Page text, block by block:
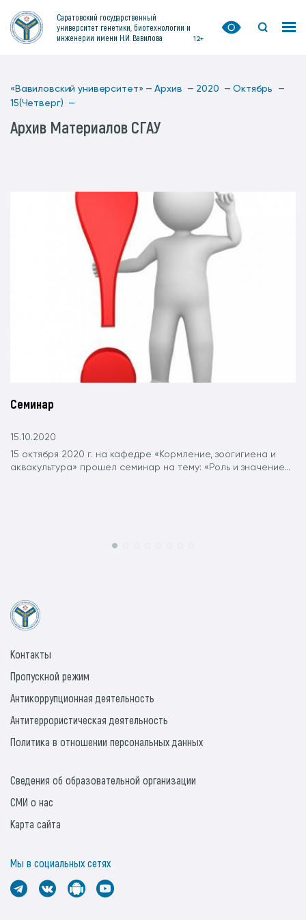
Саратовский государственный
университет генетики, биотехнологии и
инженерии имени Н.И. Вавилова
12+
«Вавиловский университет» — Архив — 2020 — Октябрь —
15(Четверг) —
Архив Материалов СГАУ
Семинар
15.10.2020
15 октября 2020 г. на кафедре «Кормление, зоогигиена и
аквакультура» прошел семинар на тему: «Роль и значение...
Контакты
Пропускной режим
Антикоррупционная деятельность
Антитеррористическая деятельность
Политика в отношении персональных данных
Сведения об образовательной организации
СМИ о нас
Карта сайта
Мы в социальных сетях